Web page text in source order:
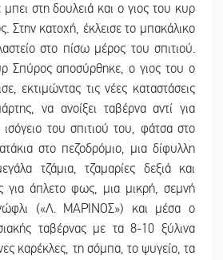
στη δουλειά και ο γιος του κυρ
κατοχή, έκλεισε το μπακάλικο
στο πίσω μέρος του σπιτιού.
Σπύρος αποσύρθηκε, ο γιος του ο
εκτιμώντας τις νέες καταστάσεις
να ανοίξει ταβέρνα αντί για
του σπιτιού του, φάτσα στο
στο πεζοδρόμιο, μια δίφυλλη
τζάμια, τζαμαρίες δεξιά και
για άπλετο φως, μια μικρή, σεμνή
(«Λ. ΜΑΡΙΝΟΣ») και μέσα ο
ταβέρνας με τα 8-10 ξύλινα
καρέκλες, τη σόμπα, το ψυγείο, τα